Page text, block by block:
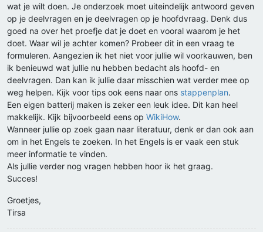
wat je wilt doen. Je onderzoek moet uiteindelijk antwoord geven
op je deelvragen en je deelvragen op je hoofdvraag. Denk dus
goed na over het proefje dat je doet en vooral waarom je het
doet. Waar wil je achter komen? Probeer dit in een vraag te
formuleren. Aangezien ik het niet voor jullie wil voorkauwen, ben
ik benieuwd wat jullie nu hebben bedacht als hoofd- en
deelvragen. Dan kan ik jullie daar misschien wat verder mee op
weg helpen. Kijk voor tips ook eens naar ons stappenplan.
Een eigen batterij maken is zeker een leuk idee. Dit kan heel
makkelijk. Kijk bijvoorbeeld eens op WikiHow.
Wanneer jullie op zoek gaan naar literatuur, denk er dan ook aan
om in het Engels te zoeken. In het Engels is er vaak een stuk
meer informatie te vinden.
Als jullie verder nog vragen hebben hoor ik het graag.
Succes!
Groetjes,
Tirsa